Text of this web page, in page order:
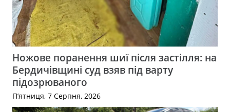
Ножове поранення шиї після застілля: на
Бердичівщині суд взяв під варту
підозрюваного
П’ятниця, 7 Серпня, 2026